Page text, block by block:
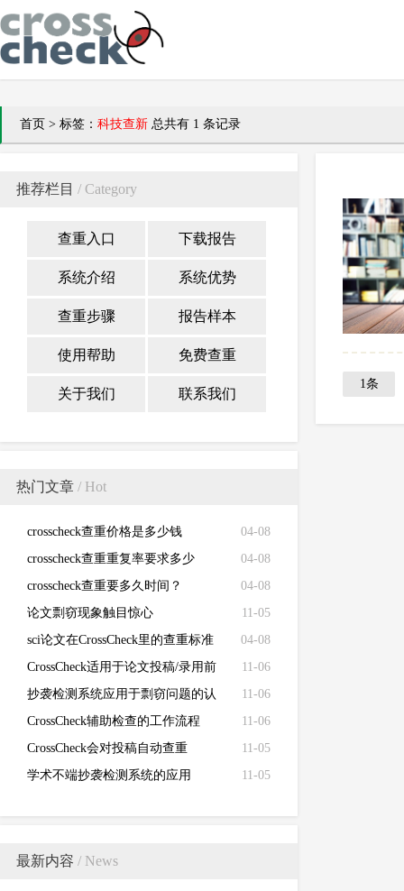
首页 > 标签： 科技查新 总共有 1 条记录
推荐栏目 / Category
查重入口 下载报告
系统介绍 系统优势
查重步骤 报告样本
使用帮助 免费查重
关于我们 联系我们
热门文章 / Hot
04-08
crosscheck查重价格是多少钱
04-08
crosscheck查重重复率要求多少
04-08
crosscheck查重要多久时间？
11-05
论文剽窃现象触目惊心
04-08
sci论文在CrossCheck里的查重标准
11-06
CrossCheck适用于论文投稿/录用前
的初查
11-06
抄袭检测系统应用于剽窃问题的认
定
11-06
CrossCheck辅助检查的工作流程
11-05
CrossCheck会对投稿自动查重
11-05
学术不端抄袭检测系统的应用
最新内容 / News
1条